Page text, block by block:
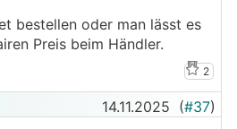
Händler fahren und dann
bessere Lösungen?
bestellen oder man lässt es
Preis beim Händler.
2
14.11.2025 (#37)